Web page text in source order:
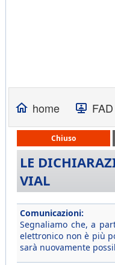
home FAD
Chiuso
LE
VIAL
Comunicazioni:
Segnaliamo che, a
elettronico non è più
sarà nuovamente